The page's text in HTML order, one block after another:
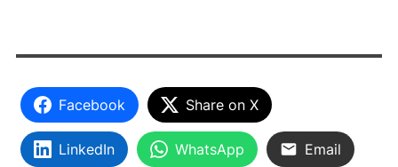
Facebook Share on X
LinkedIn WhatsApp Email